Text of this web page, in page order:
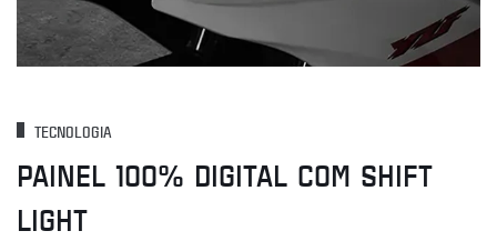
TECNOLOGIA
PAINEL 100% DIGITAL COM SHIFT
LIGHT